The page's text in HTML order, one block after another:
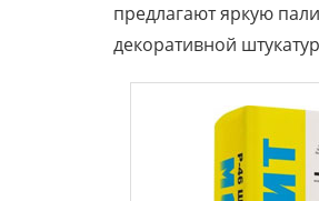
предлагают яркую
декоративной